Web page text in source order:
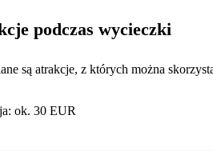
podczas wycieczki
są atrakcje, z których można
ok. 30 EUR